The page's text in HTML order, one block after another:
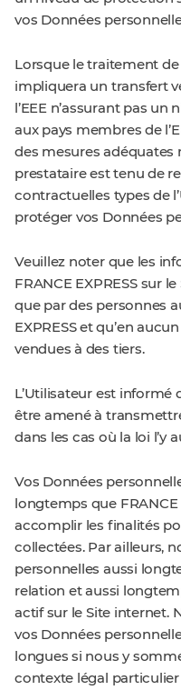
vos Données
Lorsque le traitement
impliquera un transfert
l’EEE n’assurant pas
aux pays membres de
des mesures adéquates
prestataire est tenu de
contractuelles types de
protéger vos Données
Veuillez noter que les
FRANCE EXPRESS sur
que par des personnes
EXPRESS et qu’en
vendues à des tiers.
L’Utilisateur est informé
être amené à
dans les cas où la loi l’y
Vos Données
longtemps que
accomplir les finalités
collectées. Par ailleurs,
personnelles aussi
relation et aussi
actif sur le Site internet.
vos Données
longues si nous y
contexte légal particulier